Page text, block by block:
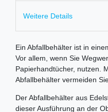
Weitere Details
Ein Abfallbehälter ist in
Vor allem, wenn Sie
Papierhandtücher, nutzen.
Abfallbehälter vermeiden
Der Abfallbehälter aus
dieser Ausführung an der